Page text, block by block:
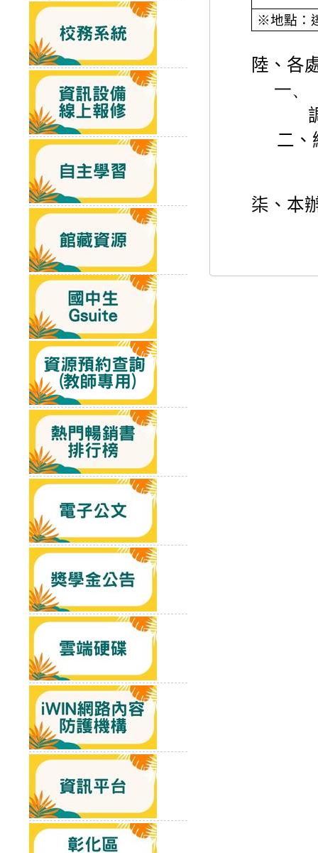
※地點：
陸、各
一、
二、
柒、本